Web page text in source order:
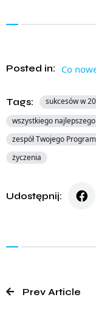
Posted in: Co
Tags: sukcesów w
wszystkiego najlepszego
zespół Twojego
życzenia
Udostępnij:
Prev Article